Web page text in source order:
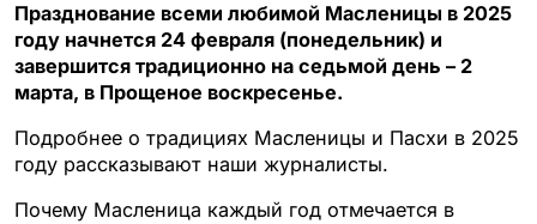
Празднование всеми любимой Масленицы в 2025
году начнется 24 февраля (понедельник) и
завершится традиционно на седьмой день – 2
марта, в Прощеное воскресенье.
Подробнее о традициях Масленицы и Пасхи в 2025
году рассказывают наши журналисты.
Почему Масленица каждый год отмечается в